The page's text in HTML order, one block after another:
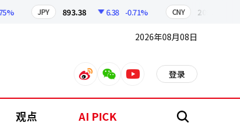
JPY 893.38 6.38 -0.71% CNY 209.17
2026年08月08日
weiboweixinyoutube 登录
观点 AI PICK 搜